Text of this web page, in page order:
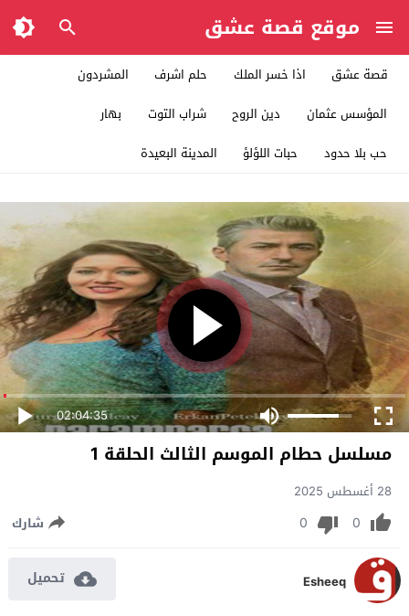
موقع قصة عشق
قصة عشق اذا خسر الملك حلم اشرف
المشردون
المؤسس عثمان
دين الروح شراب التوت
بهار
حب بلا حدود
حبات اللؤلؤ المدينة البعيدة
02:04:35
مسلسل حطام الموسم الثالث الحلقة 1
28 أغسطس 2025
0
0 شارك
Esheeq تحميل